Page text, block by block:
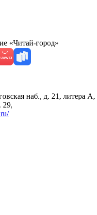
«Читай-город»
наб., д. 21, литера А,
29,